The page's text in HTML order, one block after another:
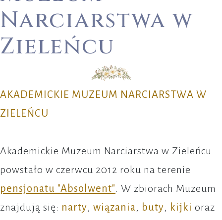
Narciarstwa w
Zieleńcu
AKADEMICKIE MUZEUM NARCIARSTWA W
ZIELEŃCU
Akademickie Muzeum Narciarstwa w Zieleńcu
powstało w czerwcu 2012 roku na terenie
pensjonatu "Absolwent" . W zbiorach Muzeum
znajdują się: narty, wiązania, buty, kijki oraz